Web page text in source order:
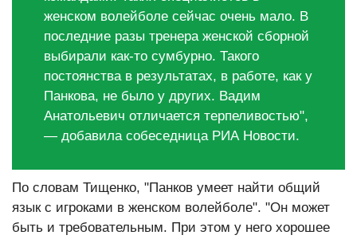
женском волейболе сейчас очень мало. В
последние разы тренера женской сборной
выбирали как-то сумбурно. Такого
постоянства в результатах, в работе, как у
Панкова, не было у других. Вадим
Анатольевич отличается терпеливостью",
— добавила собеседница РИА Новости.
По словам Тищенко, "Панков умеет найти общий
язык с игроками в женском волейболе". "Он может
быть и требовательным. При этом у него хорошее